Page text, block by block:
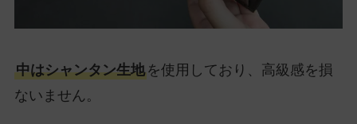
中はシャンタン生地を使用しており、高級感を損
ないません。